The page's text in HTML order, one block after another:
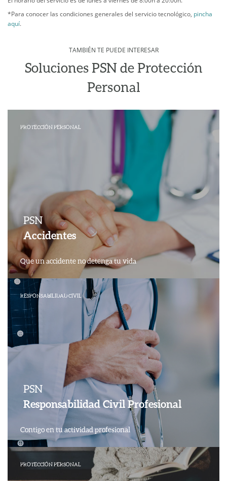
*Para conocer las condiciones generales del servicio tecnológico, pincha
aquí.
TAMBIÉN TE PUEDE INTERESAR
Soluciones PSN de Protección
Personal
PROTECCIÓN PERSONAL
PSN
Accidentes
Que un accidente no detenga tu vida
RESPONSABILIDAD CIVIL
PSN
Responsabilidad Civil Profesional
Contigo en tu actividad profesional
PROTECCIÓN PERSONAL